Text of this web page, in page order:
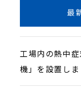
最
工場内の熱中
機」を設置しま